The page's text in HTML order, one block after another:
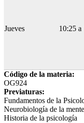
Jueves 10:25 a
Código de la materia:
OG924
Previaturas:
Fundamentos de la
Neurobiología de la mente
Historia de la psicología